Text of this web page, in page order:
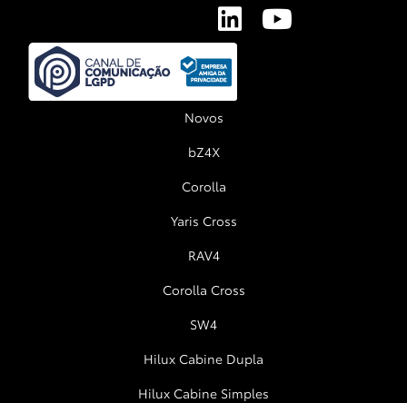
Novos
bZ4X
Corolla
Yaris Cross
RAV4
Corolla Cross
SW4
Hilux Cabine Dupla
Hilux Cabine Simples